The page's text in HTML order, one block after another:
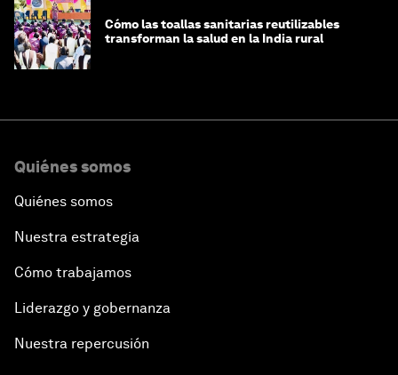
Cómo las toallas sanitarias reutilizables
transforman la salud en la India rural
Quiénes somos
Quiénes somos
Nuestra estrategia
Cómo trabajamos
Liderazgo y gobernanza
Nuestra repercusión